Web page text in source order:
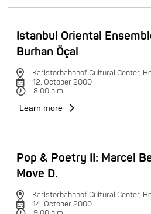
Istanbul Oriental
Burhan Öçal
Karlstorbahnhof Cultural Center,
12. October 2000
8:00 p.m.
Learn more
Pop & Poetry II: Marcel
Move D.
Karlstorbahnhof Cultural Center,
14. October 2000